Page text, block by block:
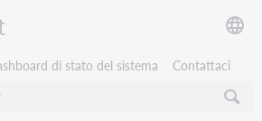
di stato del sistema Contattaci